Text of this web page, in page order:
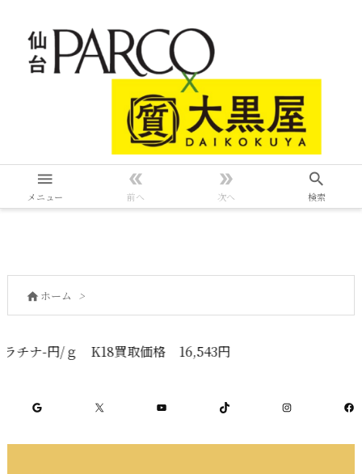

メニュー

前へ

次へ

検索
 ホーム >
買取価格 16,543円
Google X YouTube TikTok Instagram Facebook